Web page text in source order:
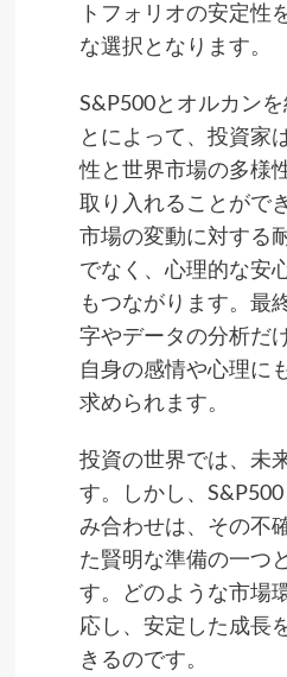
トフォリオの安定性
な選択となります。
S&P500とオルカン
とによって、投資家
性と世界市場の多様
取り入れることがで
市場の変動に対する
でなく、心理的な安
もつながります。最
字やデータの分析だ
自身の感情や心理に
求められます。
投資の世界では、未
す。しかし、
み合わせは、その不
た賢明な準備の一つ
す。どのような市場
応し、安定した成長
きるのです。